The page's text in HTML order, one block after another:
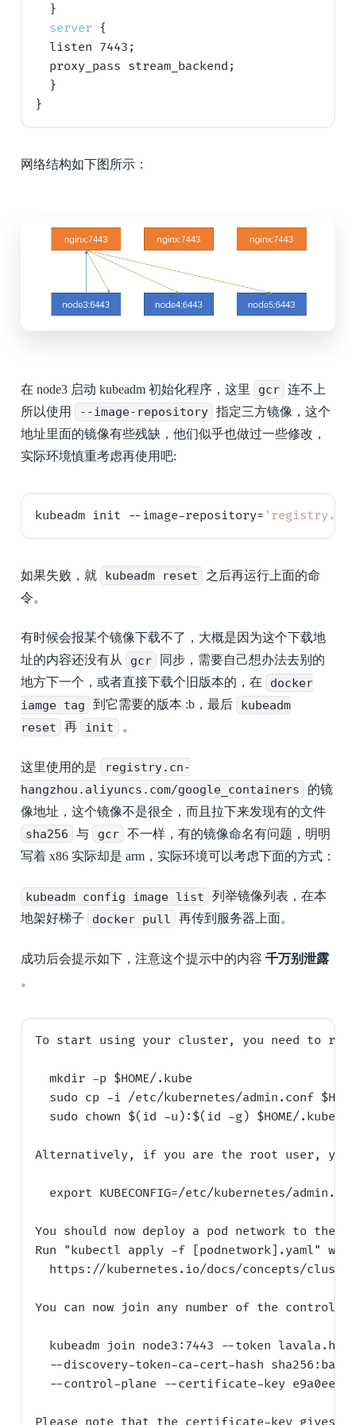
  }
server {
  listen 7443;
  proxy_pass stream_backend;
  }
网络结构如下图所示：
在 node3 启动 kubeadm 初始化程序，这里 gcr 连不上
所以使用
--image-repository 指定三方镜像，这个
地址里面的镜像有些残缺，他们似乎也做过一些修改，
实际环境慎重考虑再使用吧:
kubeadm init --image-repository= 'registry.cn-
如果失败，就 kubeadm reset
之后再运行上面的命
令。
有时候会报某个镜像下载不了，大概是因为这个下载地
址的内容还没有从
gcr
同步，需要自己想办法去别的
地方下一个，或者直接下载个旧版本的，在
docker
iamge tag
到它需要的版本 :b，最后
kubeadm
reset
再 init 。
这里使用的是
registry.cn-
hangzhou.aliyuncs.com/google_containers
的镜
像地址，这个镜像不是很全，而且拉下来发现有的文件
sha256 与 gcr
不一样，有的镜像命名有问题，明明
写着 x86 实际却是 arm，实际环境可以考虑下面的方式：
kubeadm config image list
列举镜像列表，在本
地架好梯子
docker pull 再传到服务器上面。
成功后会提示如下，注意这个提示中的内容 千万别泄露
。
To start using your cluster, you need to
  mkdir -p $HOME/.kube
sudo cp -i /etc/kubernetes/admin.conf
sudo chown $(id -u):$(id -g) $HOME/.kube/
Alternatively, if you are the root user, you
export KUBECONFIG=/etc/kubernetes/
You should now deploy a pod network to the
Run "kubectl apply -f [podnetwork].yaml"
https://kubernetes.io/docs/concepts/
You can now join any number of the control-
kubeadm join node3:7443 --token
--discovery-token-ca-cert-hash
--control-plane --certificate-key
Please note that the certificate-key gives